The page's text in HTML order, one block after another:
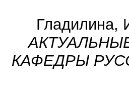
Гладилина,
КАФЕДРЫ